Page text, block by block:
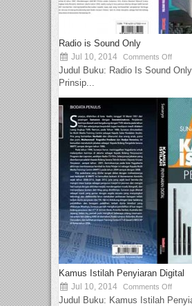
Radio is Sound Only
Jul 10, 2014 Comments Off
Judul Buku: Radio Is Sound
Prinsip...
Kamus Istilah Penyiaran Digital
Jul 10, 2014 Comments Off
Judul Buku: Kamus Istilah